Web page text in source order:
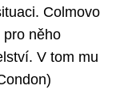
Colmovo
něho
V tom mu